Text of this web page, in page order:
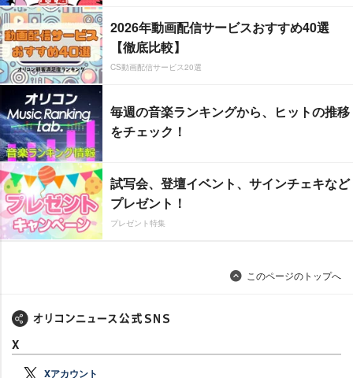
2026年動画配信サービスおすすめ40選
【徹底比較】
CS動画配信サービス20選
毎週の音楽ランキングから、ヒットの推移
をチェック！
試写会、登壇イベント、サインチェキなど
プレゼント！
プレゼント特集
このページのトップへ
X
Xアカウント